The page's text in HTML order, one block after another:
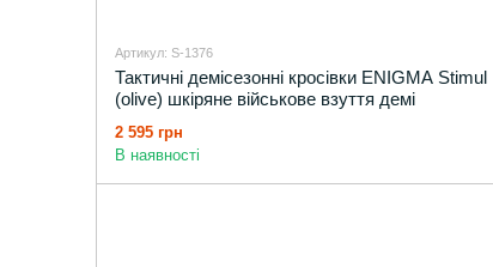
Артикул: S-1376
Тактичні демісезонні кросівки ENIGMA Stimul
(olive) шкіряне військове взуття демі
2 595 грн
В наявності